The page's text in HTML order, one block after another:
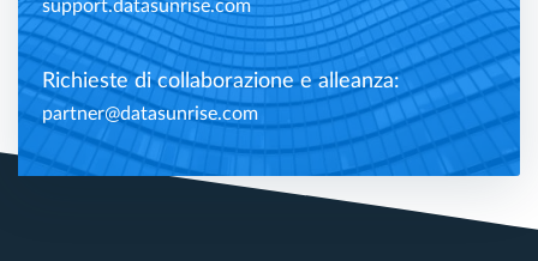
support.datasunrise.com
Richieste di collaborazione e alleanza:
partner@datasunrise.com